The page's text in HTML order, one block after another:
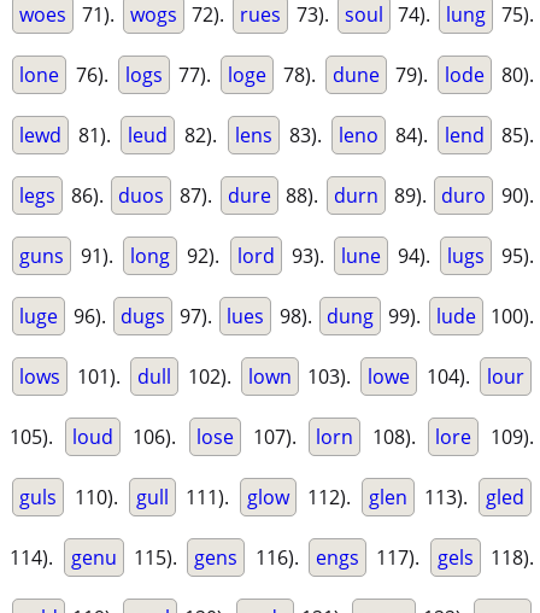
woes 71). wogs 72). rues 73). soul 74). lung 75).
lone 76). logs 77). loge 78). dune 79). lode 80).
lewd 81). leud 82). lens 83). leno 84). lend 85).
legs 86). duos 87). dure 88). durn 89). duro 90).
guns 91). long 92). lord 93). lune 94). lugs 95).
luge 96). dugs 97). lues 98). dung 99). lude 100).
lows 101). dull 102). lown 103). lowe 104). lour
105). loud 106). lose 107). lorn 108). lore 109).
guls 110). gull 111). glow 112). glen 113). gled
114). genu 115). gens 116). engs 117). gels 118).